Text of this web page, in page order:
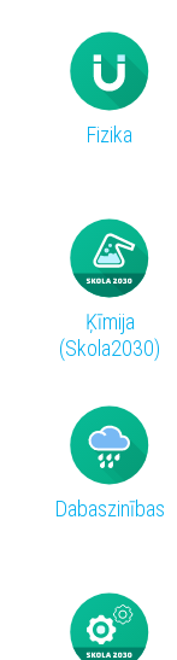
Fizika
Ķīmija
(Skola2030)
Dabaszinības